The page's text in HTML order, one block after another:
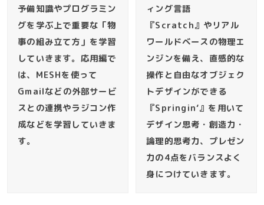
予備知識やプログラミン
グを学ぶ上で重要な「物
事の組み立て方」を学習
していきます。応用編で
は、MESHを使って
Gmailなどの外部サービ
スとの連携やラジコン作
成などを学習していきま
す。
ィング言語
『Scratch』やリアル
ワールドベースの物理エ
ンジンを備え、直感的な
操作と自由なオブジェク
トデザインができる
『Springin‘』を用いて
デザイン思考・創造力・
論理的思考力、プレゼン
力の4点をバランスよく
身につけていきます。